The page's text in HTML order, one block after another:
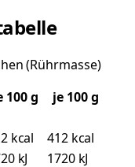
(Rührmasse)
100g
je 100 g
kcal
412 kcal
kJ 1720 kJ